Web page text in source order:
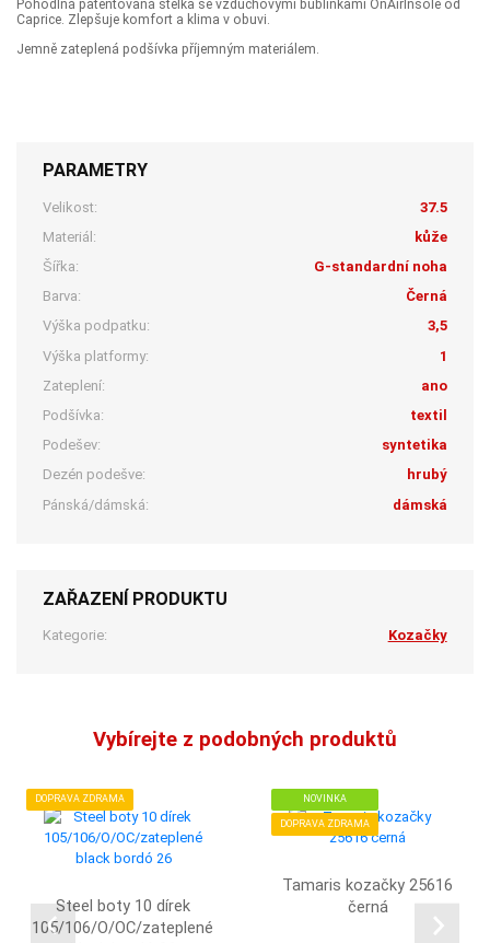
Pohodlná patentovaná stélka se vzduchovými bublinkami OnAirInsole od
Caprice. Zlepšuje komfort a klima v obuvi.
Jemně zateplená podšívka příjemným materiálem.
PARAMETRY
Velikost:
37.5
Materiál:
kůže
Šířka:
G-standardní noha
Barva:
Černá
Výška podpatku:
3,5
Výška platformy:
1
Zateplení:
ano
Podšívka:
textil
Podešev:
syntetika
Dezén podešve:
hrubý
Pánská/dámská:
dámská
ZAŘAZENÍ PRODUKTU
Kategorie: Kozačky
Vybírejte z podobných produktů
DOPRAVA ZDRAMA
Steel boty 10 dírek
105/106/O/OC/zateplené
NOVINKA
DOPRAVA ZDRAMA
Tamaris kozačky 25616
černá